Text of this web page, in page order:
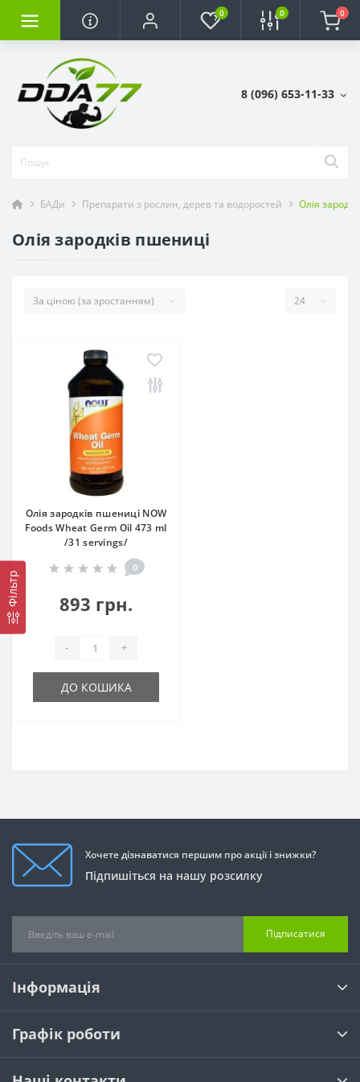
0 0 0
8 (096) 653-11-33
БАДи Препарати з рослин, дерев та водоростей Олія
Олія зародків пшениці
Фільтр
Олія зародків пшениці NOW
Foods Wheat Germ Oil 473 ml
/31 servings/
0
893 грн.
- +
ДО КОШИКА
Хочете дізнаватися першим про акції і знижки?
Підпишіться на нашу розсилку
Підписатися
Інформація
Графік роботи